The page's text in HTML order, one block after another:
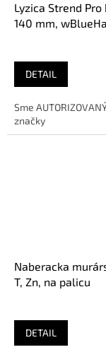
Lyzica Strend Pro
140 mm,
DETAIL
Sme
značky
Naberacka
T, Zn, na palicu
DETAIL